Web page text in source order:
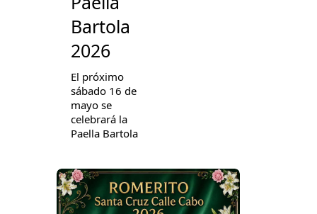
Bartola
2026
El próximo
sábado 16 de
mayo se
celebrará la
Paella Bartola